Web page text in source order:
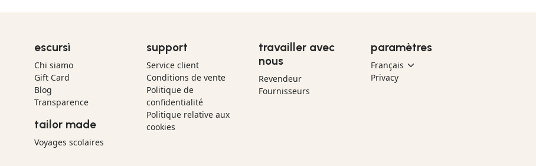
escursì
Chi siamo
Gift Card
Blog
Transparence
tailor made
Voyages scolaires
support
Service client
Conditions de vente
Politique de
confidentialité
Politique relative aux
cookies
travailler avec
nous
Revendeur
Fournisseurs
paramètres
Privacy